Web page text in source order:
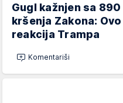
Gugl kažnjen sa
kršenja Zakona:
reakcija Trampa
Komentariši